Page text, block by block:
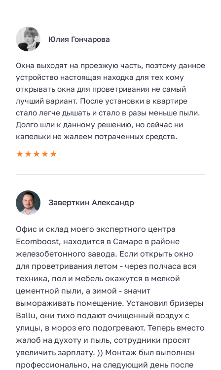
Юлия Гончарова
Окна выходят на проезжую часть, поэтому данное
устройство настоящая находка для тех кому
открывать окна для проветривания не самый
лучший вариант. После установки в квартире
стало легче дышать и стало в разы меньше пыли.
Долго шли к данному решению, но сейчас ни
капельки не жалеем потраченных средств.
Заверткин Александр
Офис и склад моего экспертного центра
Ecomboost, находится в Самаре в районе
железобетонного завода. Если открыть окно
для проветривания летом - через полчаса вся
техника, пол и мебель окажутся в мелкой
цементной пыли, а зимой - значит
вымораживать помещение. Установил бризеры
Ballu, они тихо подают очищенный воздух с
улицы, в мороз его подогревают. Теперь вместо
жалоб на духоту и пыль, сотрудники просят
увеличить зарплату. )) Монтаж был выполнен
профессионально, на следующий день после